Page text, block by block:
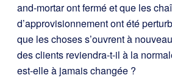
and-mortar ont fermé et que les
d’approvisionnement ont été
que les choses s’ouvrent à
des clients reviendra-t-il à la
est-elle à jamais changée ?